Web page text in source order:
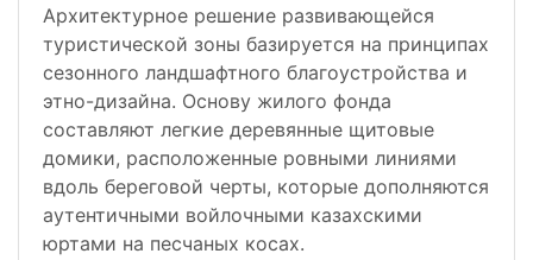
Архитектурное решение развивающейся
туристической зоны базируется на принципах
сезонного ландшафтного благоустройства и
этно-дизайна. Основу жилого фонда
составляют легкие деревянные щитовые
домики, расположенные ровными линиями
вдоль береговой черты, которые дополняются
аутентичными войлочными казахскими
юртами на песчаных косах.